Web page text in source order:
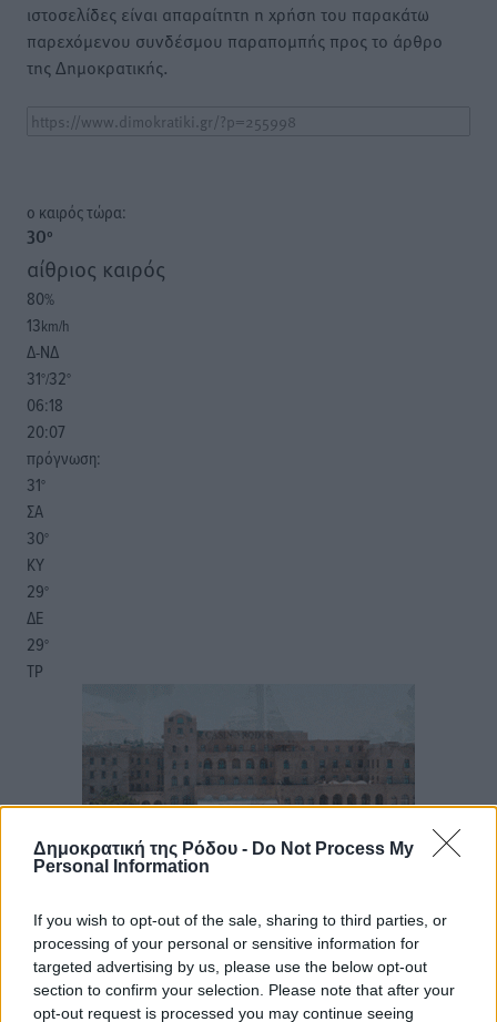
Δημοκρατική της Ρόδου - Do Not Process My
Personal Information
If you wish to opt-out of the sale, sharing to third parties, or
processing of your personal or sensitive information for
targeted advertising by us, please use the below opt-out
section to confirm your selection. Please note that after your
opt-out request is processed you may continue seeing
ιστοσελίδες είναι απαραίτητη η χρήση του παρακάτω
παρεχόμενου συνδέσμου παραπομπής προς το άρθρο
της Δημοκρατικής.
o καιρός τώρα:
30°
αίθριος καιρός
80%
13km/h
Δ-ΝΔ
31°/32°
06:18
20:07
πρόγνωση:
31°
ΣΑ
30°
ΚΥ
29°
ΔΕ
29°
ΤΡ